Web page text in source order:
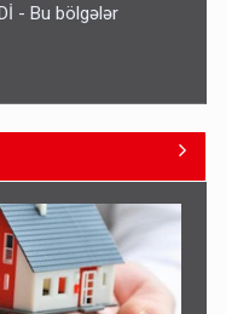
- Bu bölgələr